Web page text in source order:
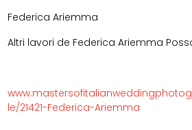
Federica Ariemma
Altri lavori de Federica Ariemma
le/21421-Federica-Ariemma